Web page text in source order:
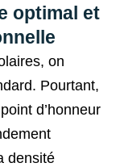
optimal et
on
Pourtant,
d’honneur
densité